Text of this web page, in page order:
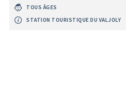
TOUS ÂGES
STATION TOURISTIQUE DU VALJOLY